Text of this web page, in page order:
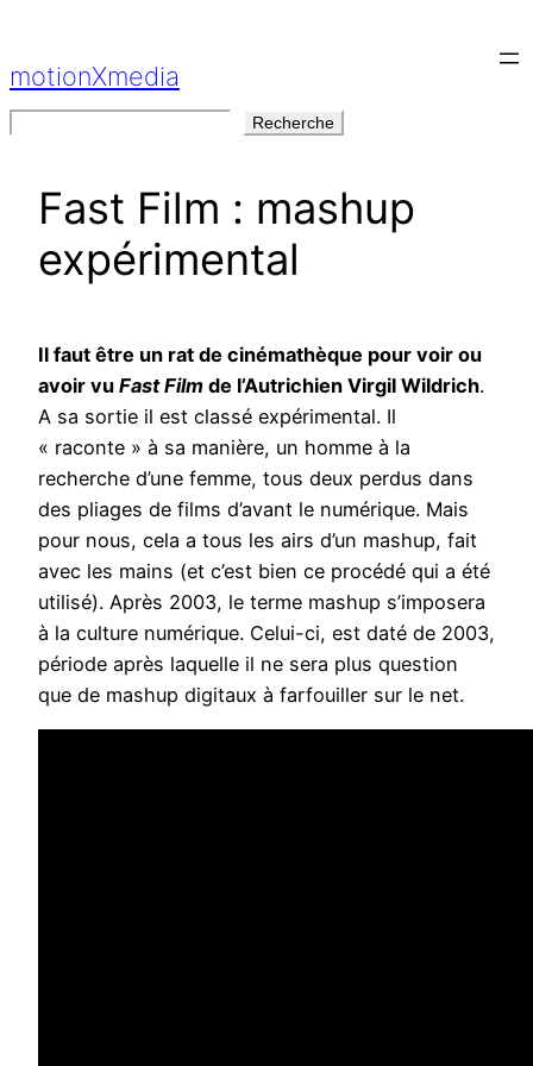
contenu
motionXmedia
Recherche
Fast Film : mashup
expérimental
Il faut être un rat de cinémathèque pour voir ou
avoir vu Fast Film de l’Autrichien Virgil Wildrich.
A sa sortie il est classé expérimental. Il
« raconte » à sa manière, un homme à la
recherche d’une femme, tous deux perdus dans
des pliages de films d’avant le numérique. Mais
pour nous, cela a tous les airs d’un mashup, fait
avec les mains (et c’est bien ce procédé qui a été
utilisé). Après 2003, le terme mashup s’imposera
à la culture numérique. Celui-ci, est daté de 2003,
période après laquelle il ne sera plus question
que de mashup digitaux à farfouiller sur le net.